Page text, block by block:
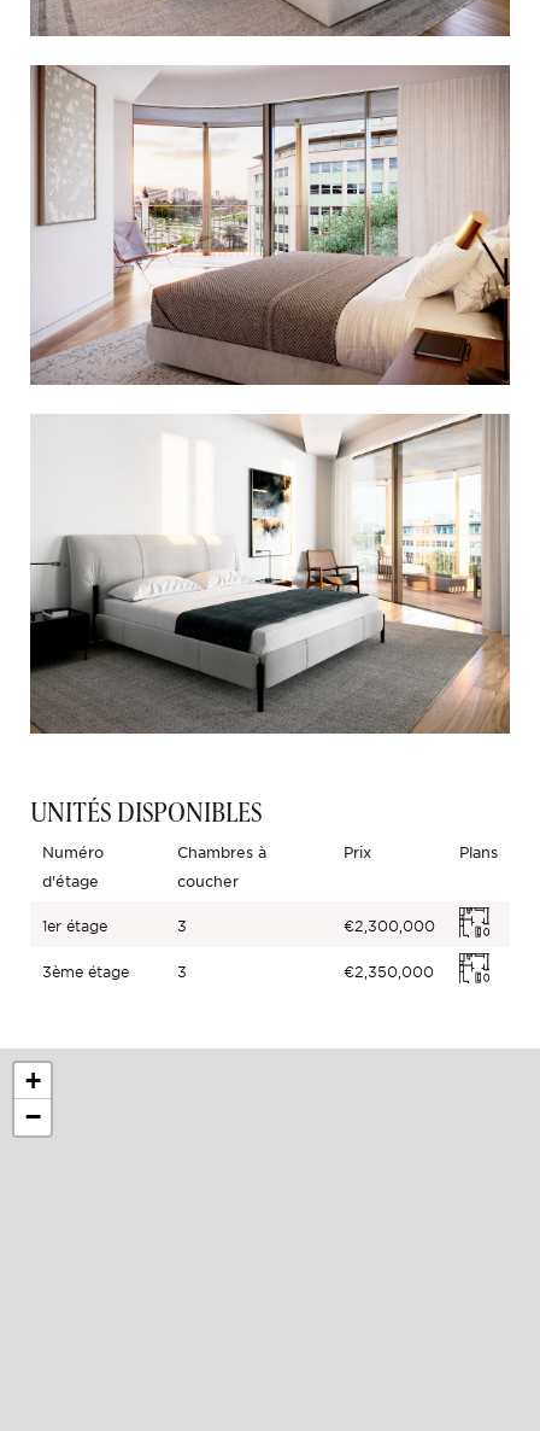
UNITÉS DISPONIBLES
Numéro
d'étage
Chambres à
coucher
Prix Plans
1er étage 3 €2,300,000
3ème étage 3 €2,350,000
+
−